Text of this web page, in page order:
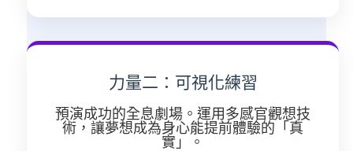
力量二：可視化練習
預演成功的全息劇場。運用多感官觀想技
術，讓夢想成為身心能提前體驗的「真
實」。